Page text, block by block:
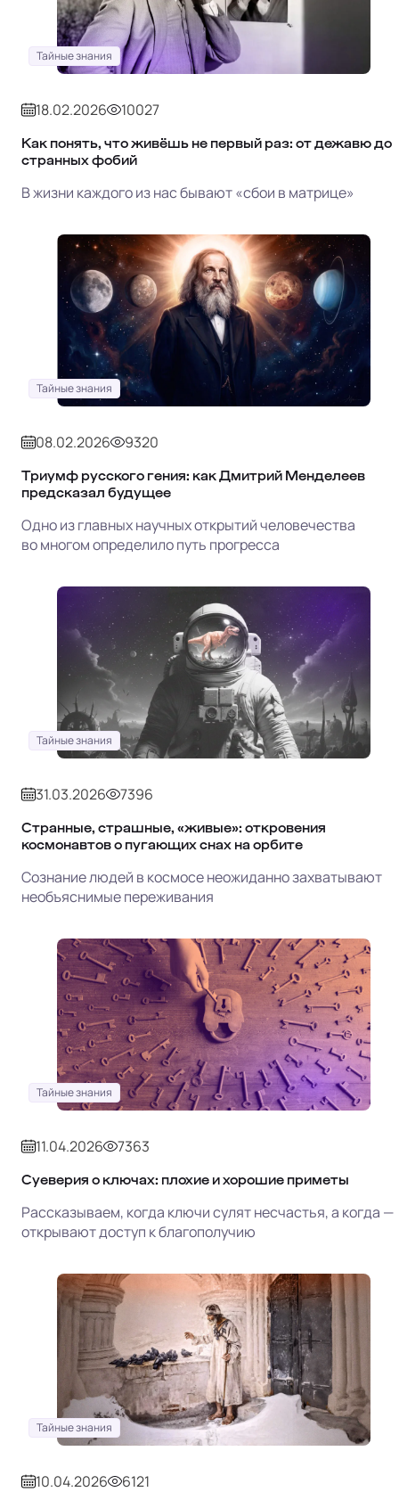
Тайные знания
18.02.2026 10027
Как понять, что живёшь не первый раз: от дежавю до
странных фобий
В жизни каждого из нас бывают «сбои в матрице»
Тайные знания
08.02.2026 9320
Триумф русского гения: как Дмитрий Менделеев
предсказал будущее
Одно из главных научных открытий человечества
во многом определило путь прогресса
Тайные знания
31.03.2026 7396
Странные, страшные, «живые»: откровения
космонавтов о пугающих снах на орбите
Сознание людей в космосе неожиданно захватывают
необъяснимые переживания
Тайные знания
11.04.2026 7363
Суеверия о ключах: плохие и хорошие приметы
Рассказываем, когда ключи сулят несчастья, а когда —
открывают доступ к благополучию
Тайные знания
10.04.2026 6121